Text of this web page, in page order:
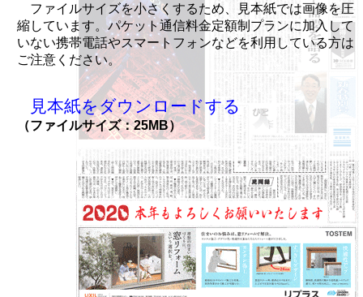
ファイルサイズを小さくするため、見本紙では画像を圧
縮しています。パケット通信料金定額制プランに加入して
いない携帯電話やスマートフォンなどを利用している方は
ご注意ください。
見本紙をダウンロードする
（ファイルサイズ：25MB）